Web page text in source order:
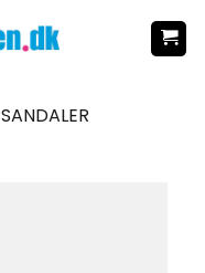
SANDALER